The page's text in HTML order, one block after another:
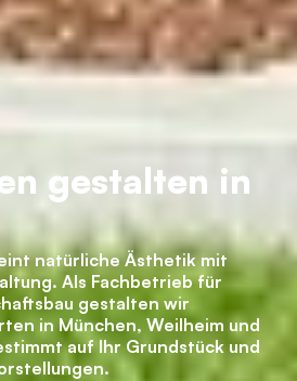
gestalten in
natürliche Ästhetik mit
Als Fachbetrieb für
gestalten wir
in München, Weilheim und
auf Ihr Grundstück und